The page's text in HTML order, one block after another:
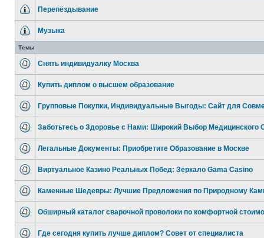
Перепёздывание
Музыка
Темы
Снять индивидуалку Москва
Купить диплом о высшем образование
Групповые Покупки, Индивидуальные Выгоды: Сайт для
Заботьтесь о Здоровье с Нами: Широкий Выбор Медицинского
Легальные Документы: Приобретите Образование в Москве
Виртуальное Казино Реальных Побед: Зеркало Gama Casino
Каменные Шедевры: Лучшие Предложения по Природному
Обширный каталог сварочной проволоки по комфортной
Где сегодня купить лучше диплом? Совет от специалиста